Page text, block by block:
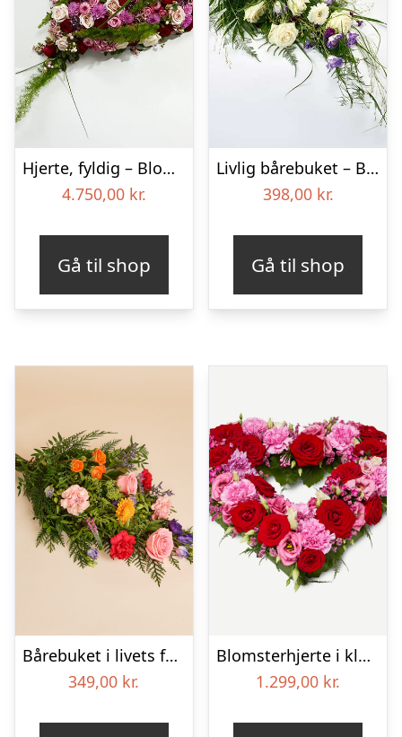
Hjerte, fyldig – Blomster til begravelse
4.750,00 kr.
Gå til shop
Livlig bårebuket – Blomster til begravelse
398,00 kr.
Gå til shop
Bårebuket i livets farver
349,00 kr.
Blomsterhjerte i klassisk stil – pink
1.299,00 kr.